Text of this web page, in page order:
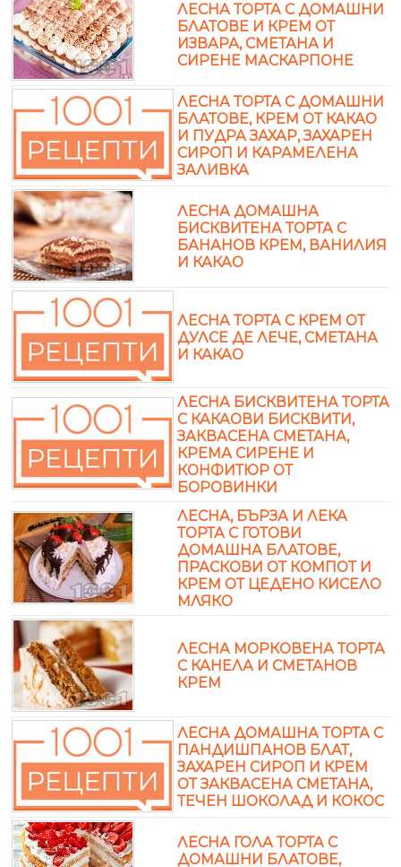
ЛЕСНА ТОРТА С ДОМАШНИ
БЛАТОВЕ И КРЕМ ОТ
ИЗВАРА, СМЕТАНА И
СИРЕНЕ МАСКАРПОНЕ
ЛЕСНА ТОРТА С ДОМАШНИ
БЛАТОВЕ, КРЕМ ОТ КАКАО
И ПУДРА ЗАХАР, ЗАХАРЕН
СИРОП И КАРАМЕЛЕНА
ЗАЛИВКА
ЛЕСНА ДОМАШНА
БИСКВИТЕНА ТОРТА С
БАНАНОВ КРЕМ, ВАНИЛИЯ
И КАКАО
ЛЕСНА ТОРТА С КРЕМ ОТ
ДУЛСЕ ДЕ ЛЕЧЕ, СМЕТАНА
И КАКАО
ЛЕСНА БИСКВИТЕНА ТОРТА
С КАКАОВИ БИСКВИТИ,
ЗАКВАСЕНА СМЕТАНА,
КРЕМА СИРЕНЕ И
КОНФИТЮР ОТ
БОРОВИНКИ
ЛЕСНА, БЪРЗА И ЛЕКА
ТОРТА С ГОТОВИ
ДОМАШНА БЛАТОВЕ,
ПРАСКОВИ ОТ КОМПОТ И
КРЕМ ОТ ЦЕДЕНО КИСЕЛО
МЛЯКО
ЛЕСНА МОРКОВЕНА ТОРТА
С КАНЕЛА И СМЕТАНОВ
КРЕМ
ЛЕСНА ДОМАШНА ТОРТА С
ПАНДИШПАНОВ БЛАТ,
ЗАХАРЕН СИРОП И КРЕМ
ОТ ЗАКВАСЕНА СМЕТАНА,
ТЕЧЕН ШОКОЛАД И КОКОС
ЛЕСНА ГОЛА ТОРТА С
ДОМАШНИ БЛАТОВЕ,